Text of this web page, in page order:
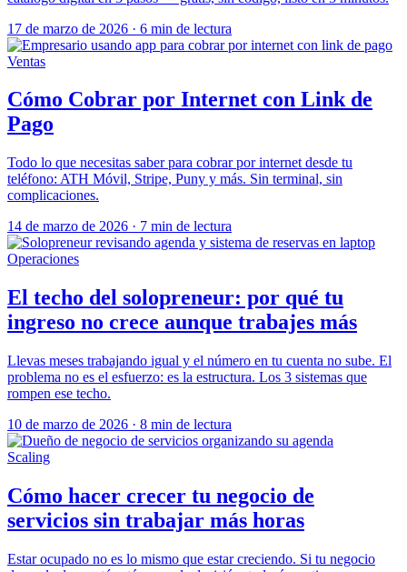
17 de marzo de 2026 · 6 min de lectura
Ventas
Cómo Cobrar por Internet con Link de
Pago
Todo lo que necesitas saber para cobrar por internet desde tu
teléfono: ATH Móvil, Stripe, Puny y más. Sin terminal, sin
complicaciones.
14 de marzo de 2026 · 7 min de lectura
Operaciones
El techo del solopreneur: por qué tu
ingreso no crece aunque trabajes más
Llevas meses trabajando igual y el número en tu cuenta no sube. El
problema no es el esfuerzo: es la estructura. Los 3 sistemas que
rompen ese techo.
10 de marzo de 2026 · 8 min de lectura
Scaling
Cómo hacer crecer tu negocio de
servicios sin trabajar más horas
Estar ocupado no es lo mismo que estar creciendo. Si tu negocio